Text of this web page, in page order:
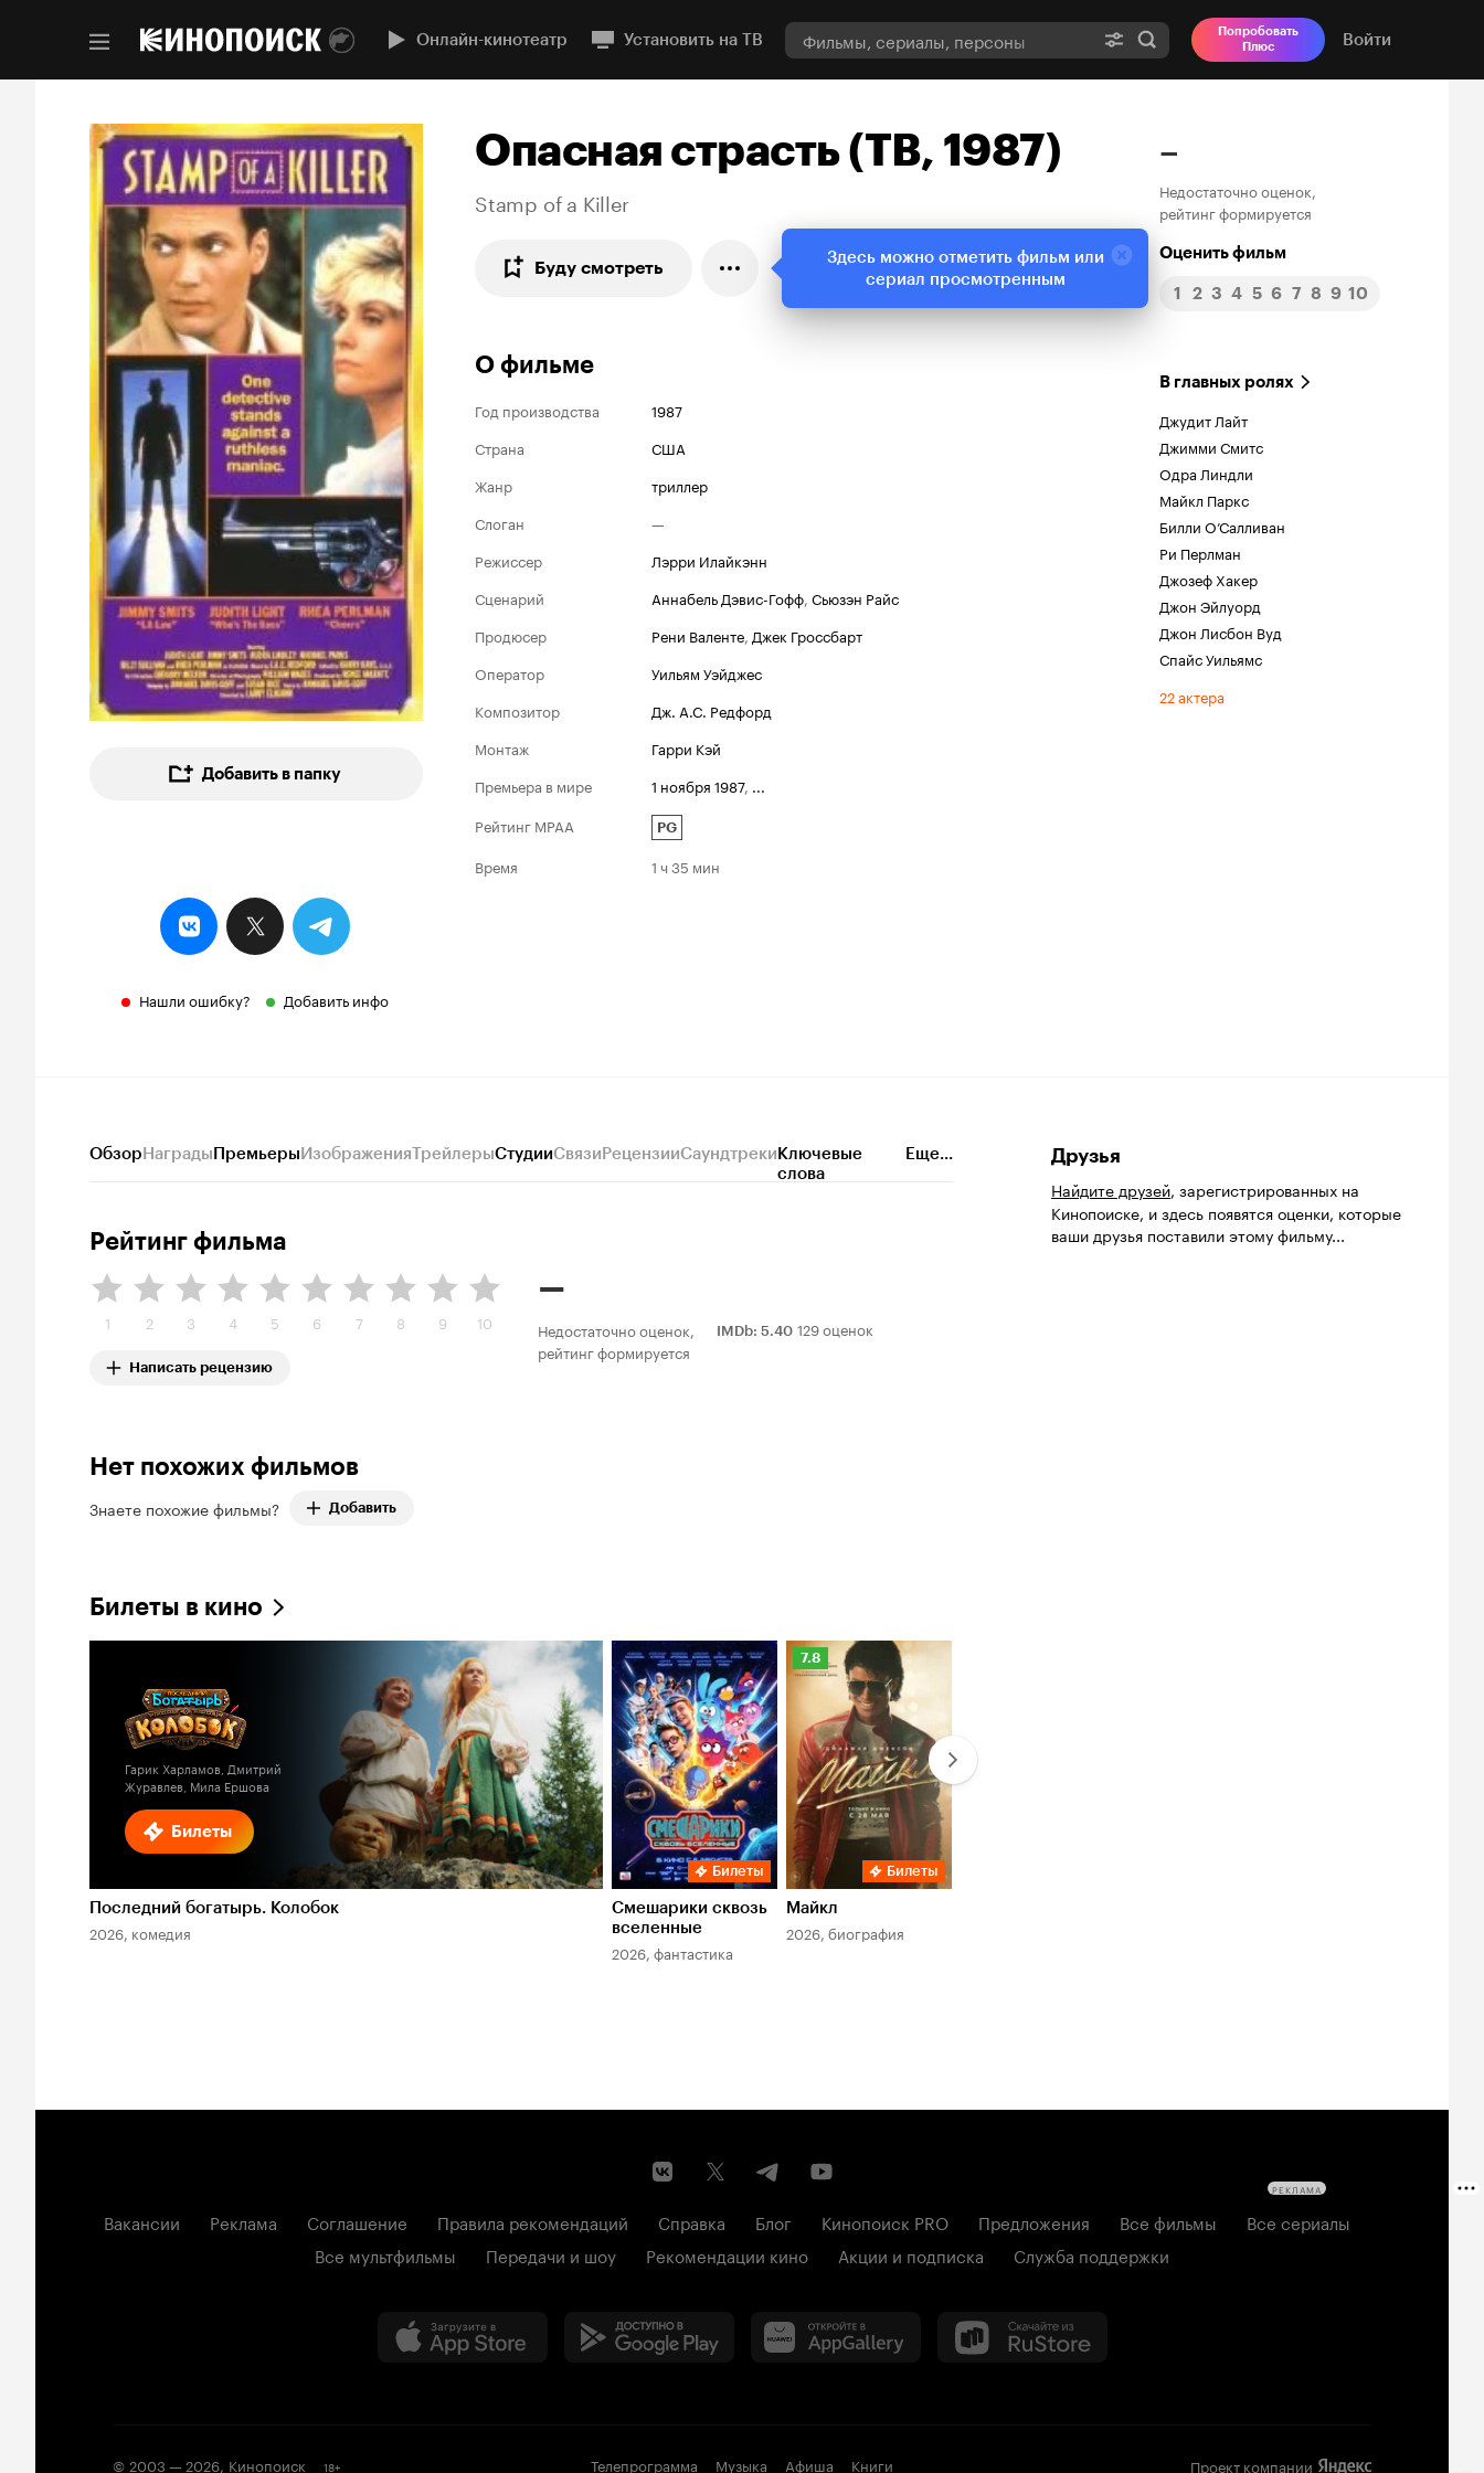
Онлайн-кинотеатр Установить на ТВ
Попробовать
Плюс
Войти
Добавить в папку
Нашли ошибку? Добавить инфо
Опасная страсть (ТВ, 1987)
Stamp of a Killer
Буду смотреть
–
Недостаточно оценок,
рейтинг формируется
Оценить фильм
1 2 3 4 5 6 7 8 9 10
О фильме
Год производства
1987
Страна
США
Жанр
триллер
Слоган
—
Режиссер
Лэрри Илайкэнн
Сценарий
Аннабель Дэвис-Гофф, Сьюзэн Райс
Продюсер
Рени Валенте, Джек Гроссбарт
Оператор
Уильям Уэйджес
Композитор
Дж. А.С. Редфорд
Монтаж
Гарри Кэй
Премьера в мире
1 ноября 1987, ...
Рейтинг MPAA
PG
Время 1 ч 35 мин
В главных ролях
Джудит Лайт
Джимми Смитс
Одра Линдли
Майкл Паркс
Билли О’Салливан
Ри Перлман
Джозеф Хакер
Джон Эйлуорд
Джон Лисбон Вуд
Спайс Уильямс
22 актера
ОбзорНаградыПремьерыИзображенияТрейлерыСтудииСвязиРецензииСаундтрекиКлючевые
слова
Еще...
Рейтинг фильма
1 2 3 4 5 6 7 8 9 10
Написать рецензию
–
Недостаточно оценок,
рейтинг формируется
IMDb: 5.40 129 оценок
Нет похожих фильмов
Знаете похожие фильмы? Добавить
Билеты в кино
Билеты
Гарик Харламов, Дмитрий
Журавлев, Мила Ершова
Последний богатырь. Колобок
2026, комедия
Билеты
Смешарики сквозь
вселенные
2026, фантастика
Рейтинг
Кинопоиска
7.8
Билеты
Майкл
2026, биография
Друзья
Найдите друзей, зарегистрированных на
Кинопоиске, и здесь появятся оценки, которые
ваши друзья поставили этому фильму...
Вакансии Реклама Соглашение Правила рекомендаций Справка Блог Кинопоиск PRO Предложения Все фильмы
Все сериалы
Все мультфильмы
Передачи и шоу Рекомендации кино Акции и подписка Служба поддержки
© 2003 —2026, Кинопоиск 18+ Телепрограмма Музыка Афиша Книги Проект компании
Здесь можно отметить фильм или
сериал просмотренным
РЕКЛАМА